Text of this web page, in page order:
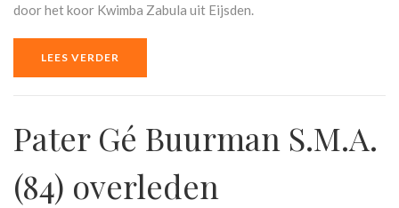
door het koor Kwimba Zabula uit Eijsden.
LEES VERDER
Pater Gé Buurman S.M.A.
(84) overleden